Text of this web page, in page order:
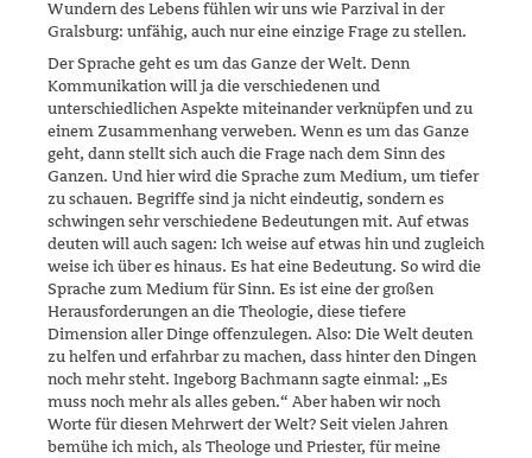
Wundern des Lebens fühlen wir uns wie Parzival in der
Gralsburg: unfähig, auch nur eine einzige Frage zu stellen.
Der Sprache geht es um das Ganze der Welt. Denn
Kommunikation will ja die verschiedenen und
unterschiedlichen Aspekte miteinander ver­knüp­fen und zu
einem Zusammenhang verweben. Wenn es um das Ganze
geht, dann stellt sich auch die Frage nach dem Sinn des
Ganzen. Und hier wird die Sprache zum Medium, um tiefer
zu schauen. Begriffe sind ja nicht eindeutig, sondern es
schwingen sehr verschiedene Bedeu­tungen mit. Auf etwas
deuten will auch sagen: Ich weise auf etwas hin und zugleich
weise ich über es hinaus. Es hat eine Bedeutung. So wird die
Sprache zum Medium für Sinn. Es ist eine der großen
Herausforde­rungen an die Theologie, diese tiefere
Dimension aller Dinge offenzu­legen. Also: Die Welt deuten
zu helfen und erfahrbar zu machen, dass hinter den Dingen
noch mehr steht. Ingeborg Bachmann sagte einmal: „Es
muss noch mehr als alles geben.“ Aber haben wir noch
Worte für diesen Mehrwert der Welt? Seit vielen Jahren
bemühe ich mich, als Theologe und Priester, für meine